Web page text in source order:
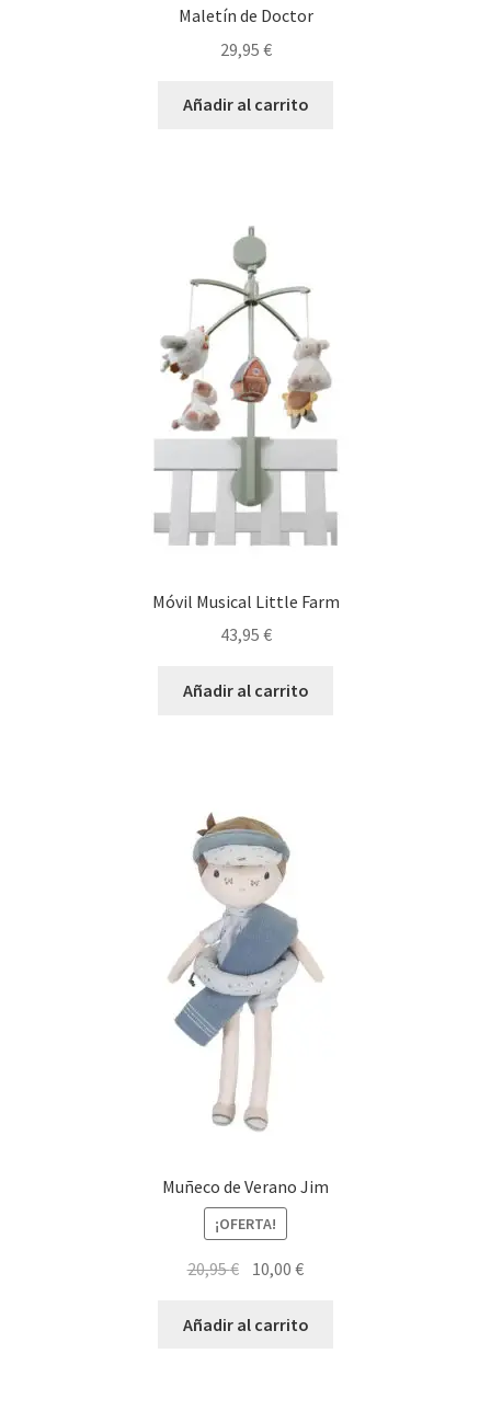
Maletín de Doctor
29,95 €
Añadir al carrito
Móvil Musical Little Farm
43,95 €
Añadir al carrito
Muñeco de Verano Jim
¡OFERTA!
20,95€ El
original
10,00€El
actual
Añadir al carrito